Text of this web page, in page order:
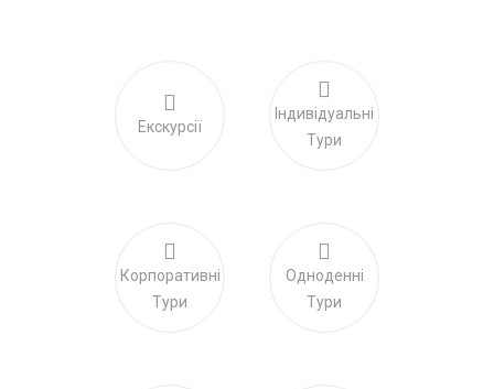
Екскурсії
Індивідуальні
Тури
Корпоративні
Тури
Одноденні
Тури